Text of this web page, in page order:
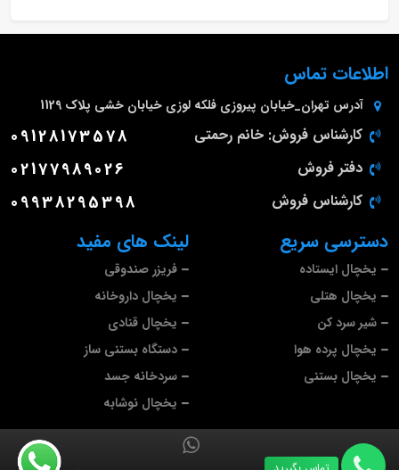
لینک های مفید
فریزر صندوقی
یخچال داروخانه
یخچال قنادی
دستگاه بستنی ساز
سردخانه جسد
یخچال نوشابه
دسترسی سریع
یخچال ایستاده
یخچال هتلی
شیر سرد کن
یخچال پرده هوا
یخچال بستنی
اطلاعات تماس
آدرس تهران_خیابان پیروزی فلکه لوزی خیابان خشی پلاک 1129
کارشناس فروش: خانم رحمتی 09128173578
دفتر فروش 02177989026
کارشناس فروش 09938295398